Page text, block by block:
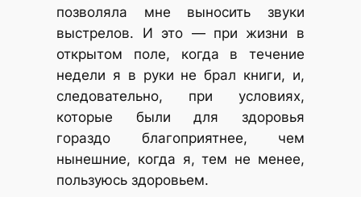
позволяла мне выносить звуки
выстрелов. И это — при жизни в
открытом поле, когда в течение
недели я в руки не брал книги, и,
следовательно, при условиях,
которые были для здоровья
гораздо благоприятнее, чем
нынешние, когда я, тем не менее,
пользуюсь здоровьем.